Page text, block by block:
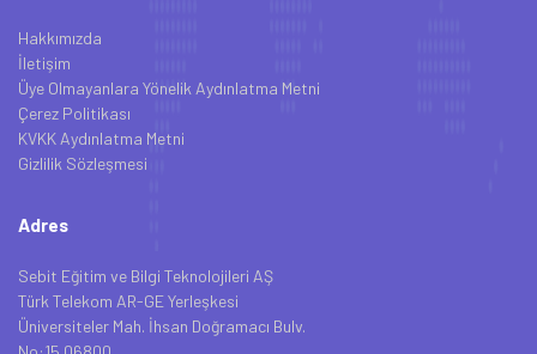
Hakkımızda
İletişim
Üye Olmayanlara Yönelik Aydınlatma Metni
Çerez Politikası
KVKK Aydınlatma Metni
Gizlilik Sözleşmesi
Adres
Sebit Eğitim ve Bilgi Teknolojileri AŞ
Türk Telekom AR-GE Yerleşkesi
Üniversiteler Mah. İhsan Doğramacı Bulv.